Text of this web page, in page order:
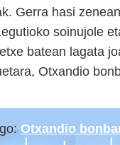
Gerra hasi
soinujole
batean lagata
Otxandio
Otxandio